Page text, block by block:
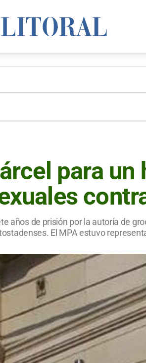
para un
años de prisión por la autoría de
El MPA estuvo